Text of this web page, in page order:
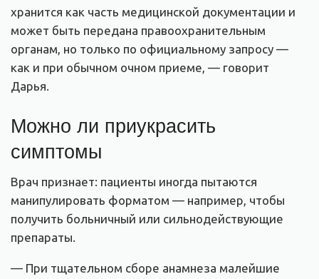
хранится как часть медицинской документации и
может быть передана правоохранительным
органам, но только по официальному запросу —
как и при обычном очном приеме, — говорит
Дарья.
Можно ли приукрасить
симптомы
Врач признает: пациенты иногда пытаются
манипулировать форматом — например, чтобы
получить больничный или сильнодействующие
препараты.
— При тщательном сборе анамнеза малейшие